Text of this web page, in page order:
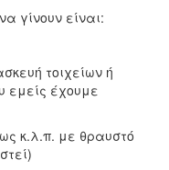
γίνουν είναι:
τοιχείων ή
εμείς έχουμε
κ.λ.π. με θραυστό